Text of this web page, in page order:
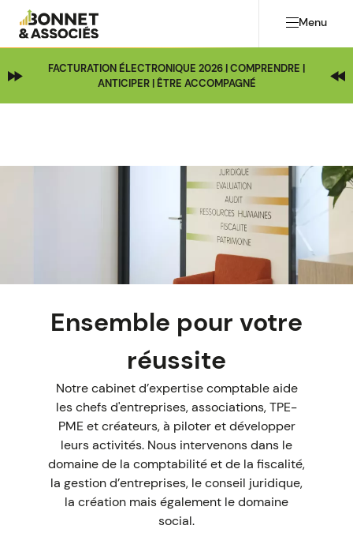
Menu
FACTURATION ÉLECTRONIQUE 2026 | COMPRENDRE |
ANTICIPER | ÊTRE ACCOMPAGNÉ
Ensemble pour votre
réussite
Notre cabinet d’expertise comptable aide
les chefs d'entreprises, associations, TPE-
PME et créateurs, à piloter et développer
leurs activités. Nous intervenons dans le
domaine de la comptabilité et de la fiscalité,
la gestion d’entreprises, le conseil juridique,
la création mais également le domaine
social.